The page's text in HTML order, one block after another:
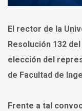
El rector de la
Resolución 132
elección del
de Facultad de
Frente a tal